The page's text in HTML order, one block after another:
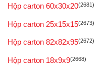
Hộp carton 60x30x20(2681)
Hộp carton 25x15x15(2673)
Hộp carton 82x82x95(2672)
Hộp carton 18x9x9(2668)